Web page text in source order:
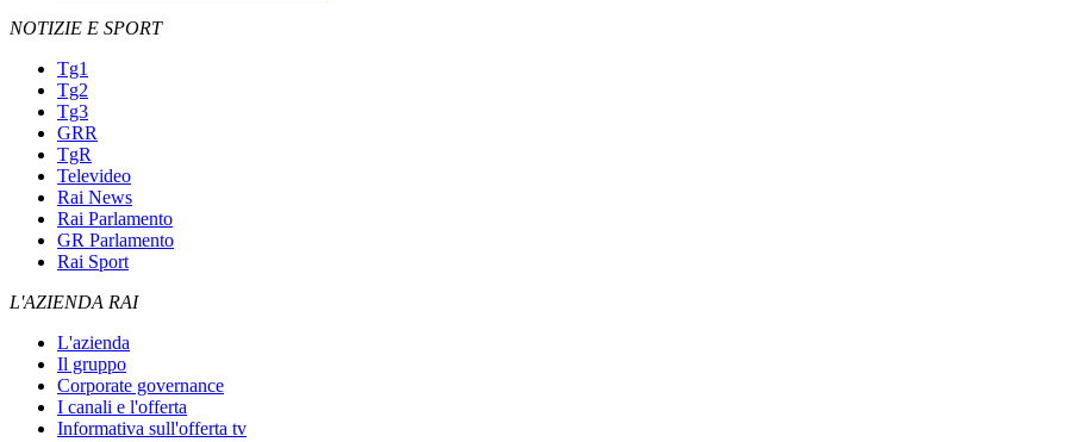
NOTIZIE E SPORT
Tg1
Tg2
Tg3
GRR
TgR
Televideo
Rai News
Rai Parlamento
GR Parlamento
Rai Sport
L'AZIENDA RAI
L'azienda
Il gruppo
Corporate governance
I canali e l'offerta
Informativa sull'offerta tv